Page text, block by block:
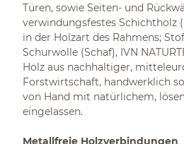
Türen, sowie Seiten- und
verwindungsfestes Schichtholz
in der Holzart des Rahmens;
Schurwolle (Schaf), IVN
Holz aus nachhaltiger,
Forstwirtschaft, handwerklich
von Hand mit natürlichem,
eingelassen.
Metallfreie Holzverbindungen